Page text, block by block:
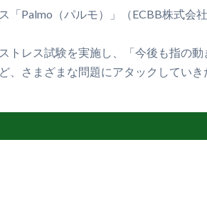
Palmo（パルモ）」（ECBB株式会
レス試験を実施し、「今後も指の
さまざまな問題にアタックしていき